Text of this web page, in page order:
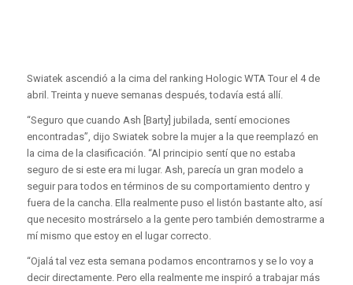
Swiatek ascendió a la cima del ranking Hologic WTA Tour el 4 de
abril. Treinta y nueve semanas después, todavía está allí.
“Seguro que cuando Ash [Barty] jubilada, sentí emociones
encontradas”, dijo Swiatek sobre la mujer a la que reemplazó en
la cima de la clasificación. “Al principio sentí que no estaba
seguro de si este era mi lugar. Ash, parecía un gran modelo a
seguir para todos en términos de su comportamiento dentro y
fuera de la cancha. Ella realmente puso el listón bastante alto, así
que necesito mostrárselo a la gente pero también demostrarme a
mí mismo que estoy en el lugar correcto.
“Ojalá tal vez esta semana podamos encontrarnos y se lo voy a
decir directamente. Pero ella realmente me inspiró a trabajar más